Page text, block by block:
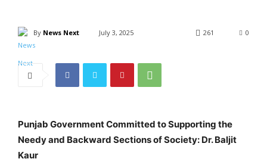
By News Next July 3, 2025 0
261
Punjab Government Committed to Supporting the
Needy and Backward Sections of Society: Dr. Baljit
Kaur